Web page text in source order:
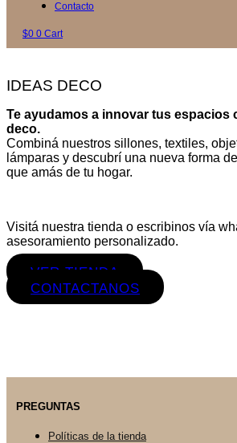
Contacto
$0 0 Cart
IDEAS DECO
Te ayudamos a innovar tus espacios
deco.
Combiná nuestros sillones, textiles,
lámparas y descubrí una nueva forma
que amás de tu hogar.
Visitá nuestra tienda o escribinos vía
asesoramiento personalizado.
VER TIENDA
CONTACTANOS
PREGUNTAS
Políticas de la tienda